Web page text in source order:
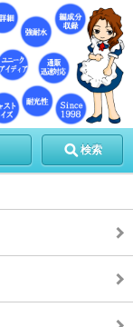
検索